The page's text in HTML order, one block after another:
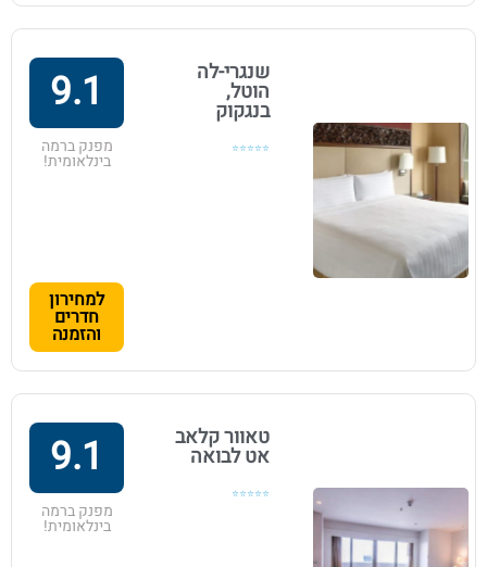
שנגרי-לה
הוטל,
בנגקוק
⭐⭐⭐⭐⭐
9.1
מפנק ברמה
בינלאומית!
למחירון
חדרים
והזמנה
טאוור קלאב
אט לבואה
⭐⭐⭐⭐⭐
9.1
מפנק ברמה
בינלאומית!